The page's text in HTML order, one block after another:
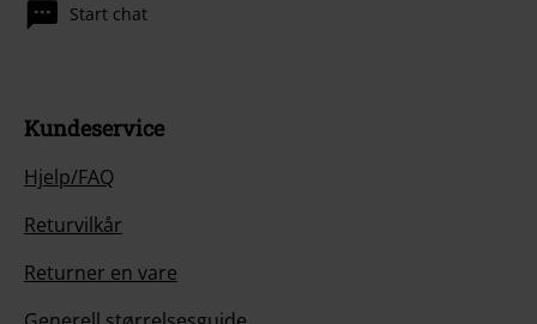
Start chat
Kundeservice
Hjelp/FAQ
Returvilkår
Returner en vare